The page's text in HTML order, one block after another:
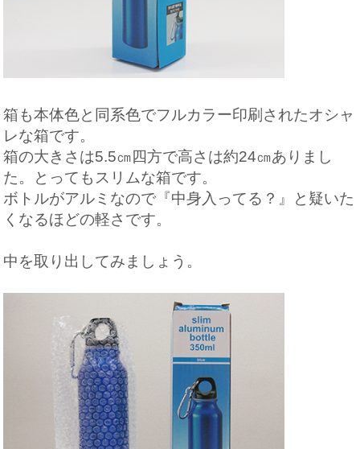
箱も本体色と同系色でフルカラー印刷されたオシャ
レな箱です。
箱の大きさは5.5㎝四方で高さは約24㎝ありまし
た。とってもスリムな箱です。
ボトルがアルミなので『中身入ってる？』と疑いた
くなるほどの軽さです。
中を取り出してみましょう。